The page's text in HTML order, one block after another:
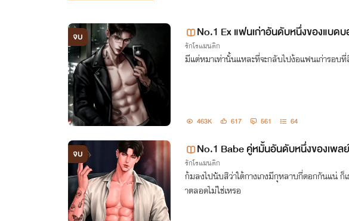
จบ
No.1 Ex แฟนเก่าอันดับหนึ่งของแบด
ร้อมโหลด]
รักโรแมนติก
มีแต่หมาเท่านั้นแหละที่จะกลับไปง้อแฟนเก่ารอบ
463K 617 561 64
จบ
No.1 Babe คู่หมั้นอันดับหนึ่งของเพล
-book)
รักโรแมนติก
ก้มลงไปนับสิว่าใต้กางเกงมีกุหลาบกี่ดอกกันแน่ ก็
าตลอดไม่ใช่เหรอ